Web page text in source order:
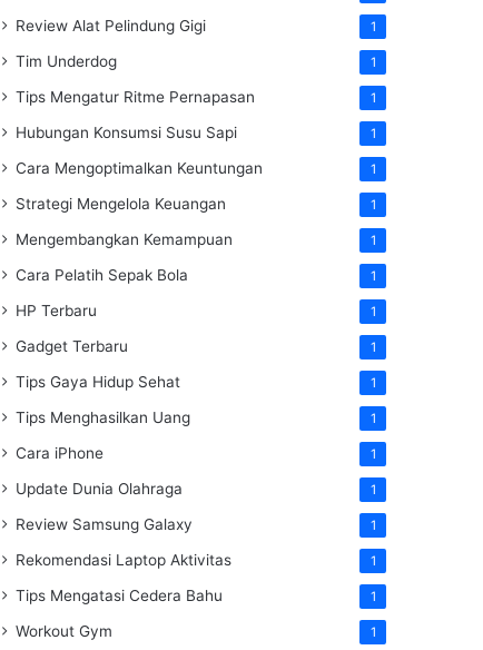
Review Alat Pelindung Gigi 1
Tim Underdog 1
Tips Mengatur Ritme Pernapasan 1
Hubungan Konsumsi Susu Sapi 1
Cara Mengoptimalkan Keuntungan 1
Strategi Mengelola Keuangan 1
Mengembangkan Kemampuan 1
Cara Pelatih Sepak Bola 1
HP Terbaru 1
Gadget Terbaru 1
Tips Gaya Hidup Sehat 1
Tips Menghasilkan Uang 1
Cara iPhone 1
Update Dunia Olahraga 1
Review Samsung Galaxy 1
Rekomendasi Laptop Aktivitas 1
Tips Mengatasi Cedera Bahu 1
Workout Gym 1